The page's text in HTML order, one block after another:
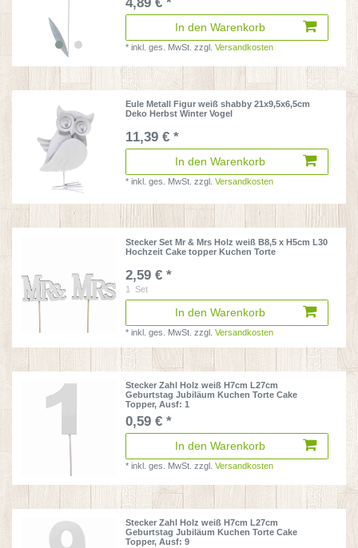
In den Warenkorb
*inkl. ges. MwSt. zzgl.Versandkosten
Eule Metall Figur weiß shabby 21x9,5x6,5cm
Deko Herbst Winter Vogel
11,39 € *
In den Warenkorb
*inkl. ges. MwSt. zzgl.Versandkosten
Stecker Set Mr & Mrs Holz weiß B8,5 x H5cm L30
Hochzeit Cake topper Kuchen Torte
2,59 € *
1 Set
In den Warenkorb
*inkl. ges. MwSt. zzgl.Versandkosten
Stecker Zahl Holz weiß H7cm L27cm
Geburtstag Jubiläum Kuchen Torte Cake
Topper, Ausf: 1
0,59 € *
In den Warenkorb
*inkl. ges. MwSt. zzgl.Versandkosten
Stecker Zahl Holz weiß H7cm L27cm
Geburtstag Jubiläum Kuchen Torte Cake
Topper, Ausf: 9